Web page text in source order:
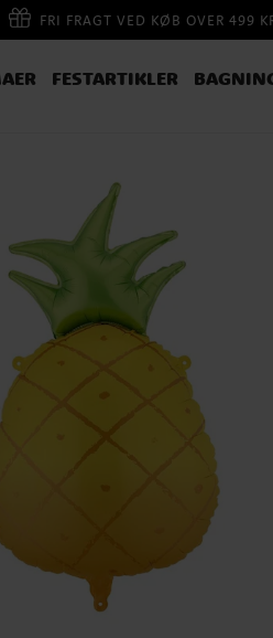
FRI FRAGT VED KØB OVER 499
FESTARTIKLER